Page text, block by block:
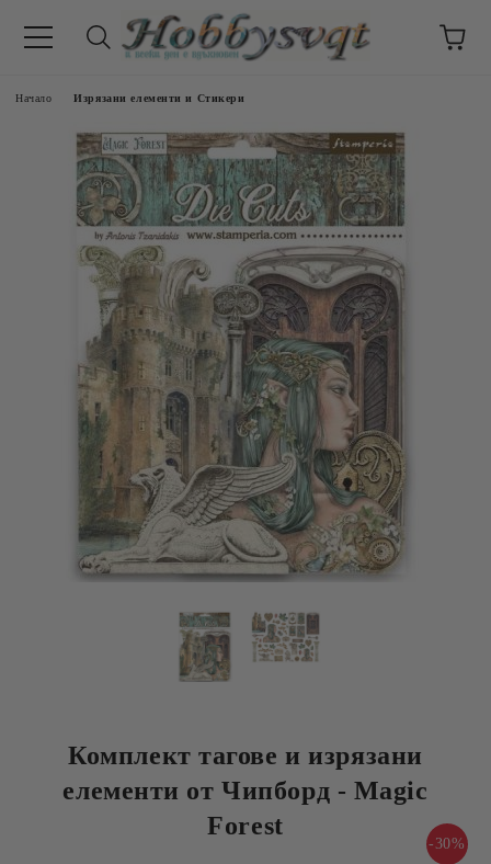
Начало Изрязани елементи и Стикери
Комплект тагове и изрязани
елементи от Чипборд - Magic
Forest
-30%